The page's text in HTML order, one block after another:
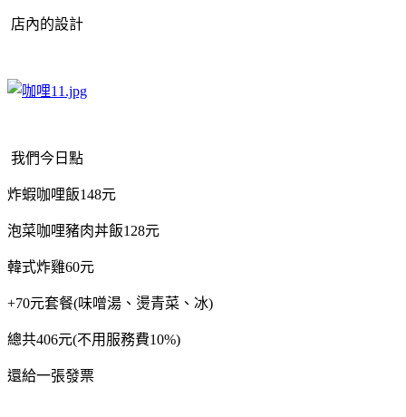
店內的設計
我們今日點
炸蝦咖哩飯148元
泡菜咖哩豬肉丼飯128元
韓式炸雞60元
+70元套餐(味噌湯、燙青菜、冰)
總共406元(不用服務費10%)
還給一張發票